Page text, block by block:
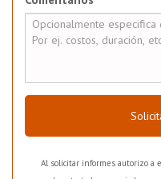
Al solicitar informes autorizo a